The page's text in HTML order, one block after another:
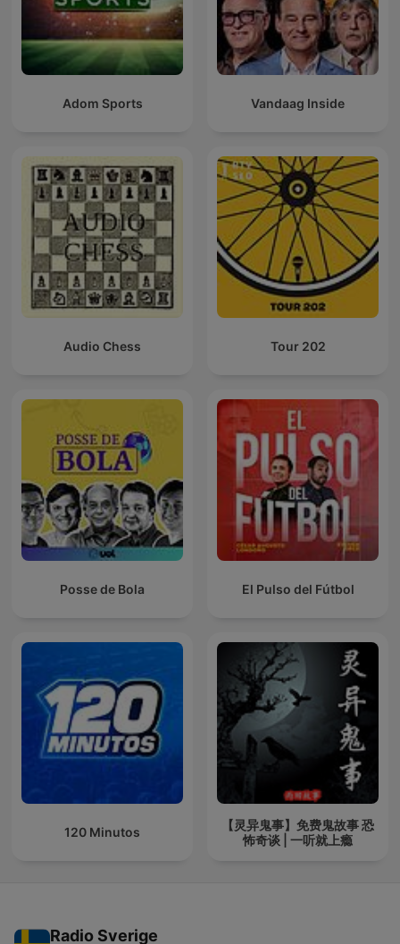
Adom Sports Vandaag Inside
Audio Chess Tour 202
Posse de Bola El Pulso del Fútbol
120 Minutos
【灵异鬼事】免费鬼故事 恐
怖奇谈 | 一听就上瘾
Radio Sverige